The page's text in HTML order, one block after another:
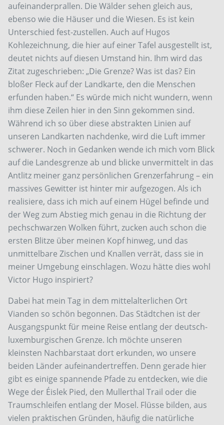
aufeinanderprallen. Die Wälder sehen gleich aus,
ebenso wie die Häuser und die Wiesen. Es ist kein
Unterschied fest-zustellen. Auch auf Hugos
Kohlezeichnung, die hier auf einer Tafel ausgestellt ist,
deutet nichts auf diesen Umstand hin. Ihm wird das
Zitat zugeschrieben: „Die Grenze? Was ist das? Ein
bloßer Fleck auf der Landkarte, den die Menschen
erfunden haben.“ Es würde mich nicht wundern, wenn
ihm diese Zeilen hier in den Sinn gekommen sind.
Während ich so über diese abstrakten Linien auf
unseren Landkarten nachdenke, wird die Luft immer
schwerer. Noch in Gedanken wende ich mich vom Blick
auf die Landesgrenze ab und blicke unvermittelt in das
Antlitz meiner ganz persönlichen Grenzerfahrung – ein
massives Gewitter ist hinter mir aufgezogen. Als ich
realisiere, dass ich mich auf einem Hügel befinde und
der Weg zum Abstieg mich genau in die Richtung der
pechschwarzen Wolken führt, zucken auch schon die
ersten Blitze über meinen Kopf hinweg, und das
unmittelbare Zischen und Knallen verrät, dass sie in
meiner Umgebung einschlagen. Wozu hätte dies wohl
Victor Hugo inspiriert?
Dabei hat mein Tag in dem mittelalterlichen Ort
Vianden so schön begonnen. Das Städtchen ist der
Ausgangspunkt für meine Reise entlang der deutsch-
luxemburgischen Grenze. Ich möchte unseren
kleinsten Nachbarstaat dort erkunden, wo unsere
beiden Länder aufeinandertreffen. Denn gerade hier
gibt es einige spannende Pfade zu entdecken, wie die
Wege der Éislek Pied, den Mullerthal Trail oder die
Traumschleifen entlang der Mosel. Flüsse bilden, aus
vielen praktischen Gründen, häufig die natürliche